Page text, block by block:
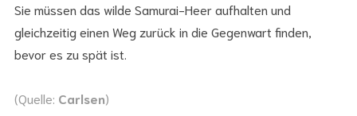
Sie müssen das wilde Samurai-Heer aufhalten und
gleichzeitig einen Weg zurück in die Gegenwart finden,
bevor es zu spät ist.
(Quelle: Carlsen)